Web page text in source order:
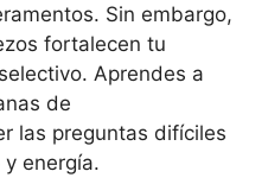
Sin embargo,
fortalecen tu
Aprendes a
de
las preguntas difíciles
energía.